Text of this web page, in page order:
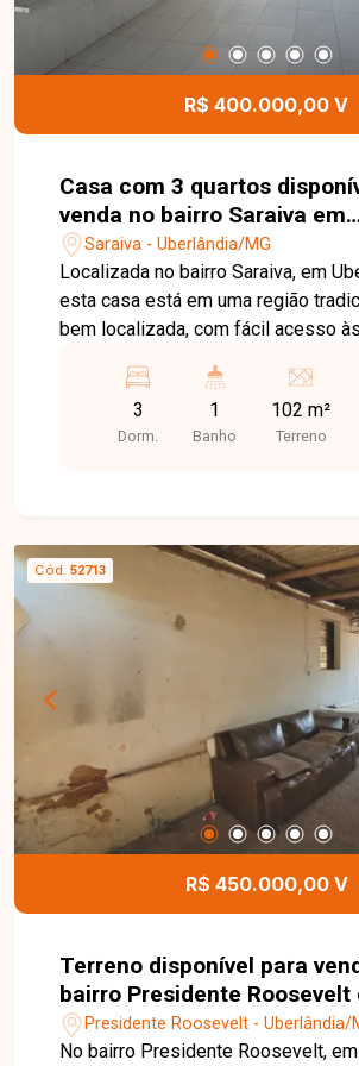
R$ 400.000,00 V
Casa com 3 quartos
venda no bairro Saraiva em
Uberlândia-MG
Saraiva - Uberlândia/MG
Localizada no bairro Saraiva, em
esta casa está em uma região
bem localizada, com fácil acesso
escolas, farmácias, universidades,
diversos comércios e serviços,
praticidade e qualidade de vida. O imóvel possui
não possui garagem, sendo uma
para quem busca um imóvel
localização privilegiada. Esta é uma excelente
oportunidade para quem deseja
em um imóvel bem localizado no
Agende uma visita e venha
detalhes desta casa.
3
Dorm.
1
Banho
102 m²
Terreno
Cód. 52713
R$ 450.000,00 V
Terreno disponível para
bairro Presidente Roosevelt
Uberlândia MG
Presidente Roosevelt - Uberlândia/
No bairro Presidente Roosevelt,